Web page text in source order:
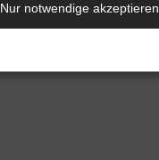
Nur notwendige akzeptieren